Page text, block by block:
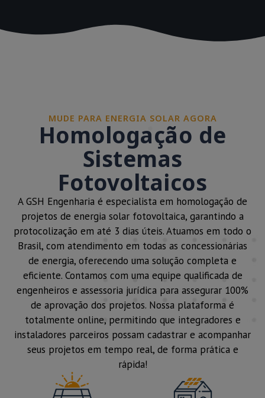
MUDE PARA ENERGIA SOLAR AGORA
Homologação de
Sistemas
Fotovoltaicos
A GSH Engenharia é especialista em homologação de
projetos de energia solar fotovoltaica, garantindo a
protocolização em até 3 dias úteis. Atuamos em todo o
Brasil, com atendimento em todas as concessionárias
de energia, oferecendo uma solução completa e
eficiente. Contamos com uma equipe qualificada de
engenheiros e assessoria jurídica para assegurar 100%
de aprovação dos projetos. Nossa plataforma é
totalmente online, permitindo que integradores e
instaladores parceiros possam cadastrar e acompanhar
seus projetos em tempo real, de forma prática e
rápida!